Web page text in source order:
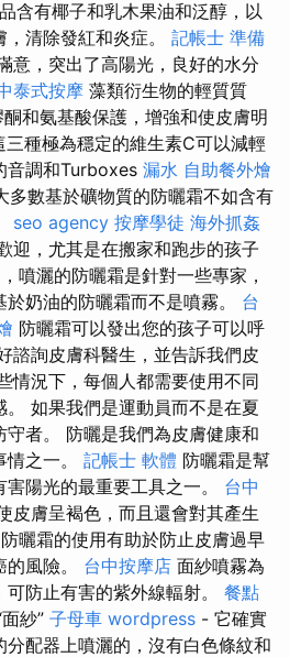
含有椰子和乳木果油和泛醇，以
清除發紅和炎症。 記帳士 準備
意，突出了高陽光，良好的水分
泰式按摩 藻類衍生物的輕質質
和氨基酸保護，增強和使皮膚明
三種極為穩定的維生素C可以減輕
音調和Turboxes 漏水 自助餐外燴
多數基於礦物質的防曬霜不如含有
seo agency 按摩學徒 海外抓姦
迎，尤其是在搬家和跑步的孩子
噴灑的防曬霜是針對一些專家，
奶油的防曬霜而不是噴霧。 台
防曬霜可以發出您的孩子可以呼
諮詢皮膚科醫生，並告訴我們皮
情況下，每個人都需要使用不同
如果我們是運動員而不是在夏
者。 防曬是我們為皮膚健康和
之一。 記帳士 軟體 防曬霜是幫
陽光的最重要工具之一。 台中
皮膚呈褐色，而且還會對其產生
防曬霜的使用有助於防止皮膚過早
風險。 台中按摩店 面紗噴霧為
防止有害的紫外線輻射。 餐點
紗” 子母車 wordpress - 它確實
配器上噴灑的，沒有白色條紋和